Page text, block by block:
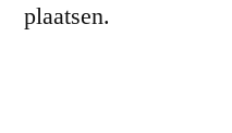
plaatsen.